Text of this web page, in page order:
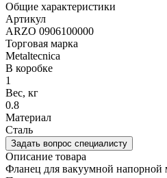
Общие характеристики
Артикул
ARZO 0906100000
Торговая марка
Metaltecnica
В коробке
1
Вес, кг
0.8
Материал
Cталь
Задать вопрос специалисту
Описание товара
Фланец для вакуумной напорной